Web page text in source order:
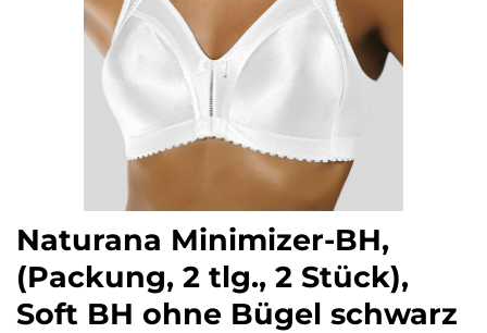
Naturana Minimizer-BH,
(Packung, 2 tlg., 2 Stück),
Soft BH ohne Bügel schwarz